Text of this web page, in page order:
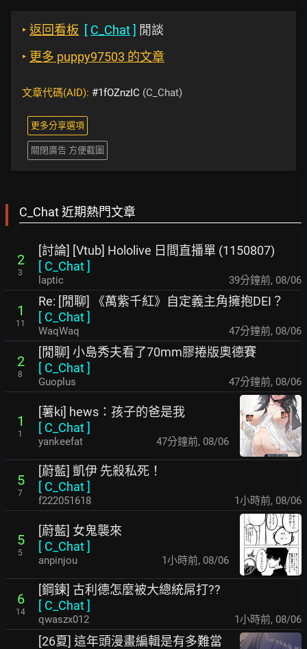
‣ 返回看板 [ C_Chat] 閒談
‣ 更多 puppy97503 的文章
文章代碼(AID): #1fOZnzIC (C_Chat)
更多分享選項
關閉廣告 方便截圖
C_Chat 近期熱門文章
2
3
[討論] [Vtub] Hololive 日間直播單 (1150807)
[ C_Chat]
laptic 39分鐘前, 08/06
1
11
Re: [閒聊] 《萬紫千紅》自定義主角擁抱DEI？
[ C_Chat]
WaqWaq 47分鐘前, 08/06
2
8
[閒聊] 小島秀夫看了70mm膠捲版奧德賽
[ C_Chat]
Guoplus 47分鐘前, 08/06
1
1
[薯ki] hews：孩子的爸是我
[ C_Chat]
yankeefat 47分鐘前, 08/06
5
7
[蔚藍] 凱伊 先殺私死！
[ C_Chat]
f222051618 1小時前, 08/06
5
5
[蔚藍] 女鬼襲來
[ C_Chat]
anpinjou 1小時前, 08/06
6
14
[鋼鍊] 古利德怎麼被大總統屌打??
[ C_Chat]
qwaszx012 1小時前, 08/06
[26夏] 這年頭漫畫編輯是有多難當